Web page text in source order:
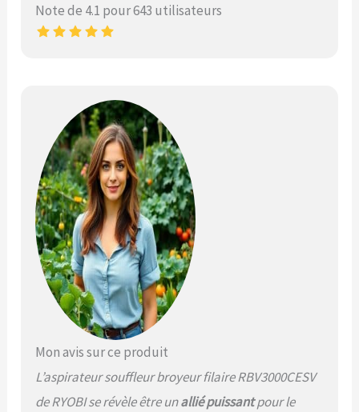
Note de 4.1 pour 643 utilisateurs
Mon avis sur ce produit
L’aspirateur souffleur broyeur filaire RBV3000CESV
de RYOBI se révèle être unallié puissantpour le